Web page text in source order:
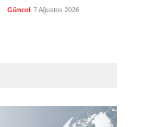
Güncel 7 Ağustos 2026